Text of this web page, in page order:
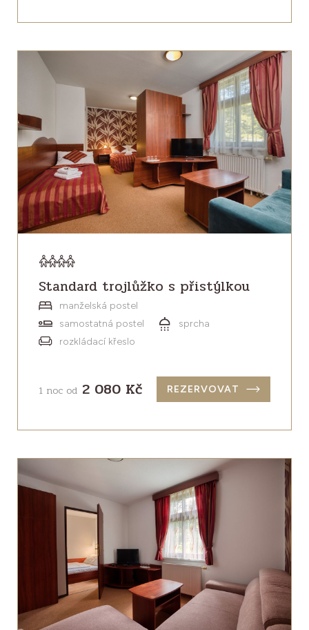
Standard trojlůžko s přistýlkou
manželská postel
samostatná postel
sprcha
rozkládací křeslo
1 noc od 2 080 Kč REZERVOVAT